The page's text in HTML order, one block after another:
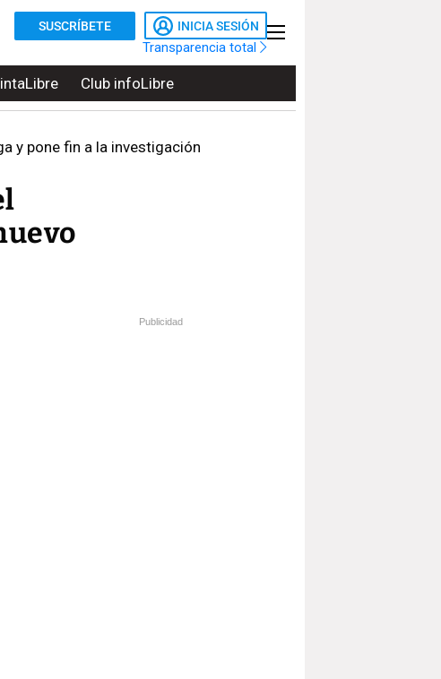
SUSCRÍBETE INICIA SESIÓN
Transparencia total
Club infoLibre
y pone fin a la investigación
Publicidad